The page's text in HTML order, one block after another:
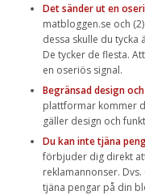
Det sänder ut en
matbloggen.se och
dessa skulle du tycka
De tycker de flesta.
en oseriös signal.
Begränsad design
plattformar kommer
gäller design och
Du kan intetjäna
förbjuder dig direkt
reklamannonser.
tjäna pengar på din